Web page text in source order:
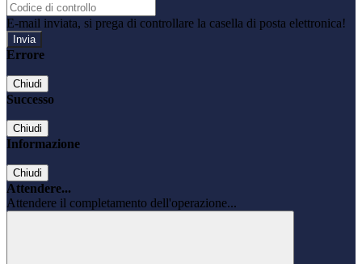
E-mail inviata, si prega di controllare la casella di posta elettronica!
Errore
Chiudi
Successo
Chiudi
Informazione
Chiudi
Attendere...
Attendere il completamento dell'operazione...